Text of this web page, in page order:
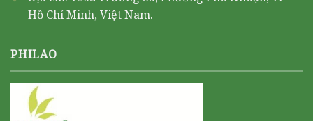
Hồ Chí Minh, Việt Nam.
PHILAO